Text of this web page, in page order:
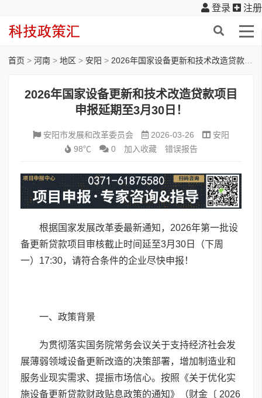
登录 注册
首页 > 河南 > 地区 > 安阳 > 2026年国家设备更新和技术改造贷款项目申报延期至3月30日！
2026年国家设备更新和技术改造贷款项目
申报延期至3月30日！
安阳市发展和改革委员会 2026-03-26
安阳
98℃
0 加入收藏 错误报告
根据国家发展改革委最新通知，2026年第一批设
备更新贷款项目审核截止时间延至3月30日（下周
一）17:30，请符合条件的企业尽快申报！
一、政策背景
为贯彻落实国务院常务会议关于支持经济社会发
展薄弱领域设备更新改造的决策部署，增加制造业和
服务业现实需求、提振市场信心。按照《关于优化实
施设备更新贷款财政贴息政策的通知》（财金〔 2026